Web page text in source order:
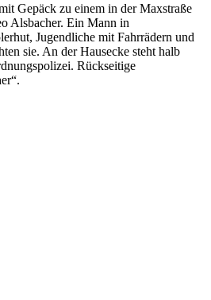
Gepäck zu einem in der Maxstraße
Alsbacher. Ein Mann in
Jugendliche mit Fahrrädern und
sie. An der Hausecke steht halb
Rückseitige